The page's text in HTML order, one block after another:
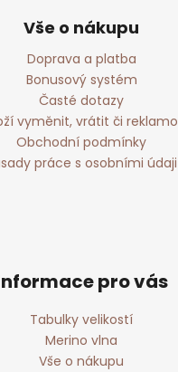
Vše o nákupu
Doprava a platba
Bonusový systém
Časté dotazy
vyměnit, vrátit či
Obchodní podmínky
práce s osobními údaji
pro vás
Tabulky velikostí
Merino vlna
Vše o nákupu